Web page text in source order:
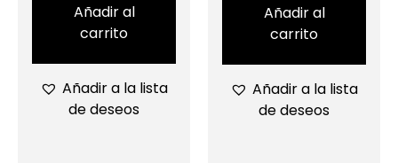
Añadir al
carrito
Añadir a la lista
de deseos
Añadir al
carrito
Añadir a la lista
de deseos